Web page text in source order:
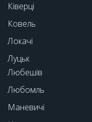
Ківерці
Ковель
Локачі
Луцьк
Любешів
Любомль
Маневичі